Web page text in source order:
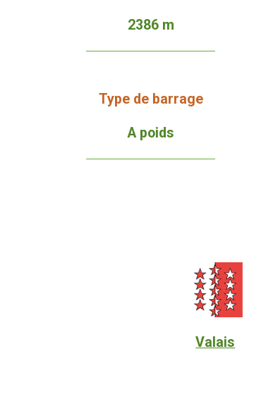
2386 m
Type de barrage
A poids
Valais